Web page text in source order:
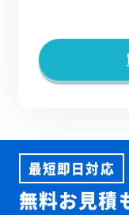
最短即日対応
無料お見積